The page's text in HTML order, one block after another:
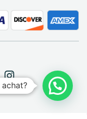
Instagram
Tiktok